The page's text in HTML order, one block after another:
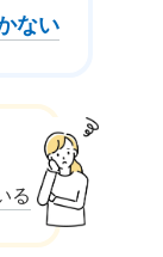
ない
る